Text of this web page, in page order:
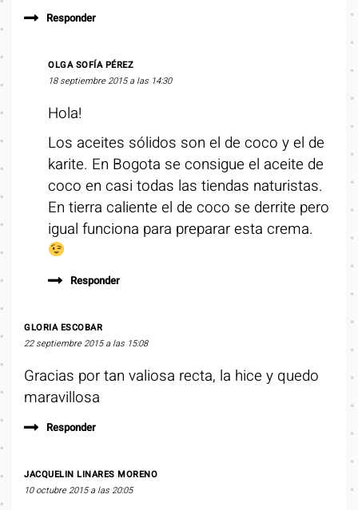
Responder
OLGA SOFÍA PÉREZ
18 septiembre 2015 a las 14:30
Hola!
Los aceites sólidos son el de coco y el de
karite. En Bogota se consigue el aceite de
coco en casi todas las tiendas naturistas.
En tierra caliente el de coco se derrite pero
igual funciona para preparar esta crema.
Responder
GLORIA ESCOBAR
22 septiembre 2015 a las 15:08
Gracias por tan valiosa recta, la hice y quedo
maravillosa
Responder
JACQUELIN LINARES MORENO
10 octubre 2015 a las 20:05